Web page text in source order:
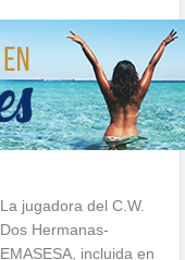
La jugadora del C.W.
Dos Hermanas-
EMASESA, incluida en